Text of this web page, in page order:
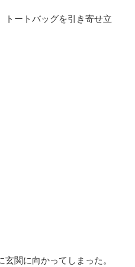
トートバッグを引き寄せ立
関に向かってしまった。